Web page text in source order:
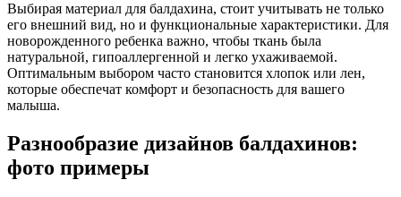
Выбирая материал для балдахина, стоит учитывать не только
его внешний вид, но и функциональные характеристики. Для
новорожденного ребенка важно, чтобы ткань была
натуральной, гипоаллергенной и легко ухаживаемой.
Оптимальным выбором часто становится хлопок или лен,
которые обеспечат комфорт и безопасность для вашего
малыша.
Разнообразие дизайнов балдахинов:
фото примеры